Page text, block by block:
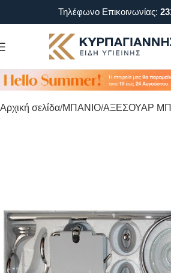
Τηλέφωνο Επικοινωνίας:
Αρχική σελίδα ΜΠΑΝΙΟ ΑΞΕΣΟΥΑΡ